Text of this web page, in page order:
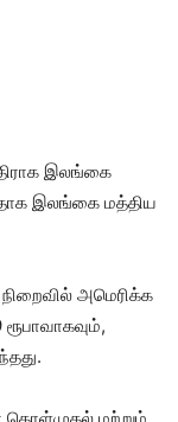
இலங்கை
இலங்கை மத்திய
அமெரிக்க